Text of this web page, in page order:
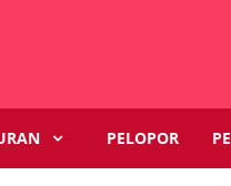
PELOPOR